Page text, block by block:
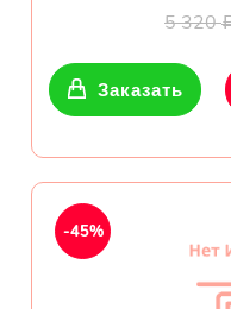
5 320
Заказать
-45%